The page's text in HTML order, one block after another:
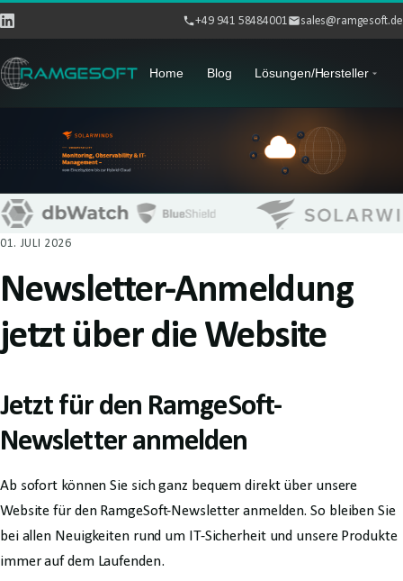
+49 941 58484001 sales@ramgesoft.de
Home Blog Lösungen/Hersteller
01. JULI 2026
Newsletter-Anmeldung
jetzt über die Website
Jetzt für den RamgeSoft-
Newsletter anmelden
Ab sofort können Sie sich ganz bequem direkt über unsere
Website für den RamgeSoft-Newsletter anmelden. So bleiben Sie
bei allen Neuigkeiten rund um IT-Sicherheit und unsere Produkte
immer auf dem Laufenden.